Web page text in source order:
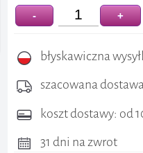
- +
błyskawiczna
szacowana
koszt dostawy: od
31 dni na zwrot